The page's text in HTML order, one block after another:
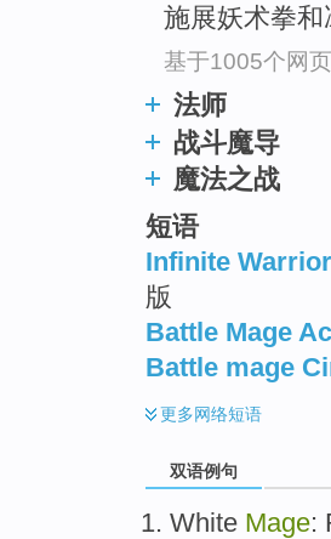
施展妖术拳
基于1005个网页
法师
战斗魔导
魔法之战
短语
Infinite
版
Battle Mage
Battle mage
更多网络短语
双语例句
White Mage: